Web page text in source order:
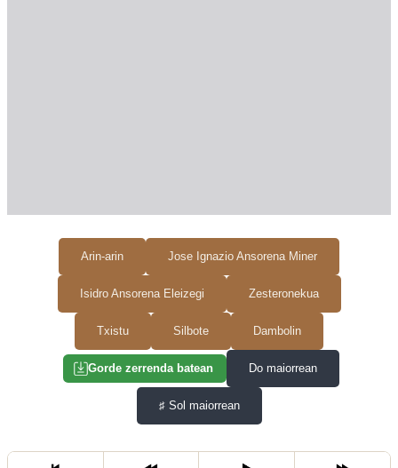
Arin-arin Jose Ignazio Ansorena Miner
Isidro Ansorena Eleizegi Zesteronekua
Txistu Silbote Dambolin
Gorde zerrenda batean Do maiorrean
♯Sol maiorrean